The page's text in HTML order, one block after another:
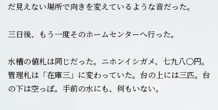
だ見えない場所で向きを変えているような音だった。
三日後、もう一度そのホームセンターへ行った。
水槽の値札は同じだった。ニホンイシガメ、七九八〇円。
管理札は「在庫三」に変わっていた。台の上には三匹。台
の下は空っぽ。手前の水にも、何もいない。